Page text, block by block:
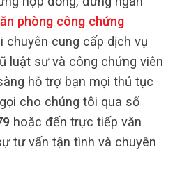
phòng công chứng
chuyên cung cấp dịch vụ
luật sư và công chứng viên
hỗ trợ bạn mọi thủ tục
cho chúng tôi qua số
hoặc đến trực tiếp văn
tư vấn tận tình và chuyên